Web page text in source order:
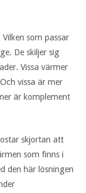
som passar
De skiljer sig
Vissa värmer
vissa är mer
är komplement
skjortan att
som finns i
den här lösningen